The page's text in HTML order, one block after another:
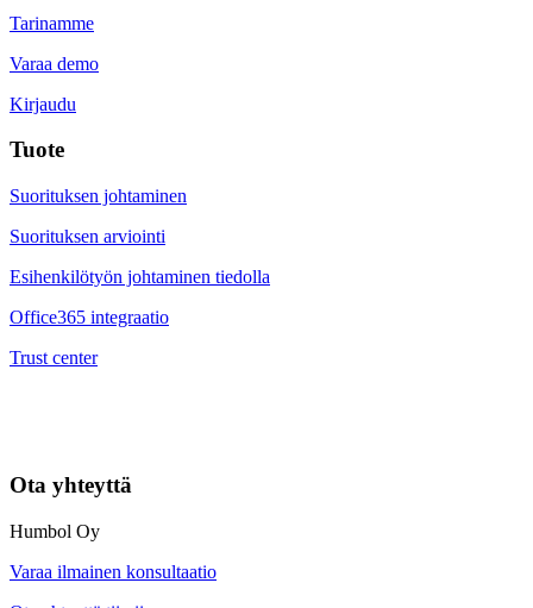
Tarinamme
Varaa demo
Kirjaudu
Tuote
Suorituksen johtaminen
Suorituksen arviointi
Esihenkilötyön johtaminen tiedolla
Office365 integraatio
Trust center
Ota yhteyttä
Humbol Oy
Varaa ilmainen konsultaatio